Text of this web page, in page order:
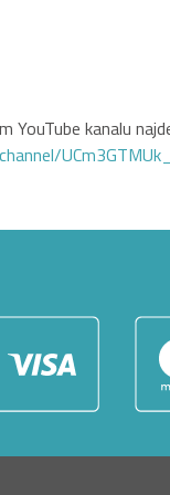
YouTube kanalu